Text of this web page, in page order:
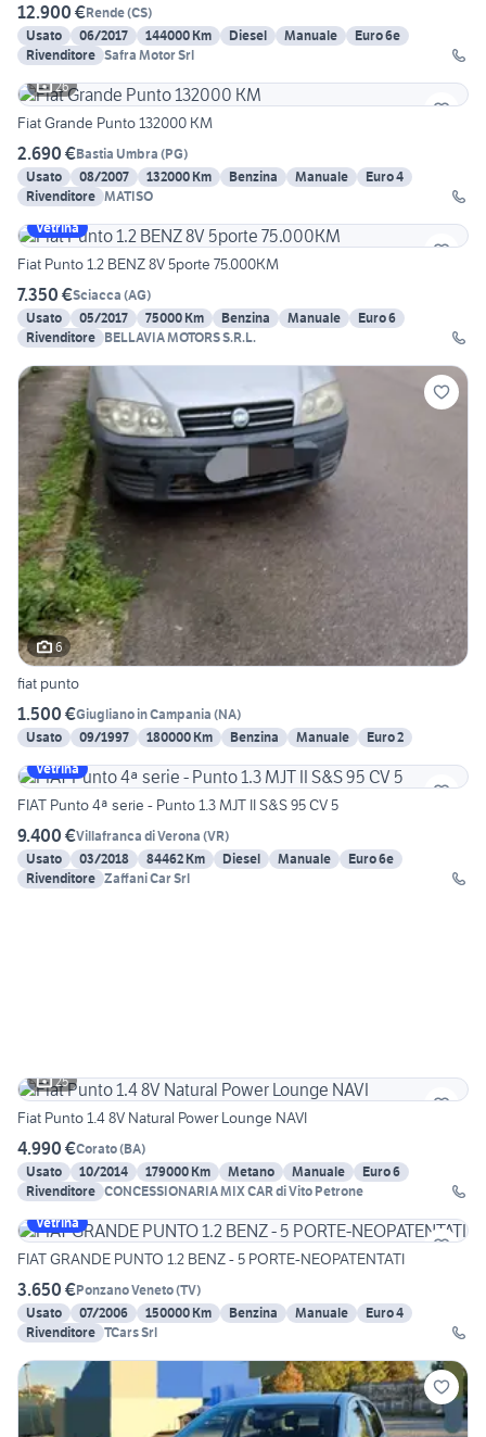
12.900 €Rende(CS)
Usato
06/2017 144000 Km Diesel Manuale
Euro 6e
Rivenditore Safra Motor Srl
26
Fiat Grande Punto 132000 KM
2.690 €Bastia Umbra (PG)
Usato
08/2007 132000 Km Benzina Manuale
Euro 4
Rivenditore MATISO
Vetrina
Fiat Punto 1.2 BENZ 8V 5porte 75.000KM
7.350 €Sciacca (AG)
Usato
05/2017 75000 Km Benzina Manuale
Euro 6
Rivenditore BELLAVIA MOTORS S.R.L.
6
fiat punto
1.500 €Giugliano in Campania (NA)
Usato
09/1997 180000 Km Benzina Manuale
Euro 2
Vetrina
FIAT Punto 4ª serie - Punto 1.3 MJT II S&S 95 CV 5
9.400 €Villafranca di Verona (VR)
Usato
03/2018 84462 Km Diesel Manuale
Euro 6e
Rivenditore Zaffani Car Srl
25
Fiat Punto 1.4 8V Natural Power Lounge NAVI
4.990 €Corato(BA)
Usato
10/2014 179000 Km Metano Manuale
Euro 6
Rivenditore CONCESSIONARIA MIX CAR di Vito Petrone
Vetrina
FIAT GRANDE PUNTO 1.2 BENZ - 5 PORTE-NEOPATENTATI
3.650 €Ponzano Veneto(TV)
Usato
07/2006 150000 Km Benzina Manuale
Euro 4
Rivenditore TCars Srl